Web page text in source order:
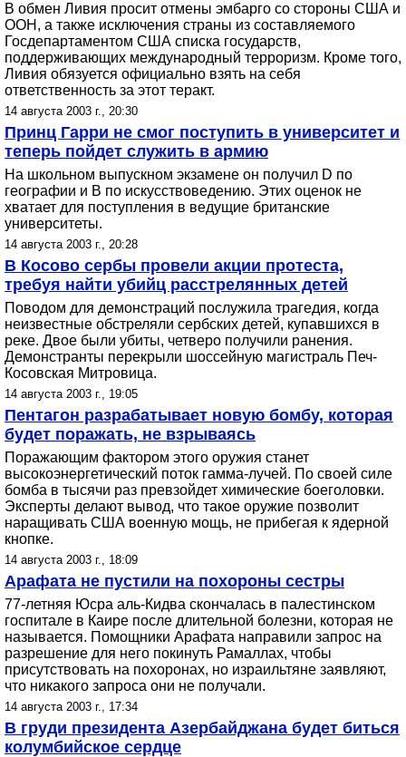
В обмен Ливия просит отмены эмбарго со стороны США и
ООН, а также исключения страны из составляемого
Госдепартаментом США списка государств,
поддерживающих международный терроризм. Кроме того,
Ливия обязуется официально взять на себя
ответственность за этот теракт.
14 августа 2003 г., 20:30
Принц Гарри не смог поступить в университет и
теперь пойдет служить в армию
На школьном выпускном экзамене он получил D по
географии и В по искусствоведению. Этих оценок не
хватает для поступления в ведущие британские
университеты.
14 августа 2003 г., 20:28
В Косово сербы провели акции протеста,
требуя найти убийц расстрелянных детей
Поводом для демонстраций послужила трагедия, когда
неизвестные обстреляли сербских детей, купавшихся в
реке. Двое были убиты, четверо получили ранения.
Демонстранты перекрыли шоссейную магистраль Печ-
Косовская Митровица.
14 августа 2003 г., 19:05
Пентагон разрабатывает новую бомбу, которая
будет поражать, не взрываясь
Поражающим фактором этого оружия станет
высокоэнергетический поток гамма-лучей. По своей силе
бомба в тысячи раз превзойдет химические боеголовки.
Эксперты делают вывод, что такое оружие позволит
наращивать США военную мощь, не прибегая к ядерной
кнопке.
14 августа 2003 г., 18:09
Арафата не пустили на похороны сестры
77-летняя Юсра аль-Кидва скончалась в палестинском
госпитале в Каире после длительной болезни, которая не
называется. Помощники Арафата направили запрос на
разрешение для него покинуть Рамаллах, чтобы
присутствовать на похоронах, но израильтяне заявляют,
что никакого запроса они не получали.
14 августа 2003 г., 17:34
В груди президента Азербайджана будет биться
колумбийское сердце